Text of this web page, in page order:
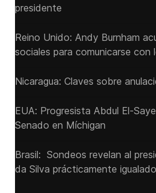
presidente
Reino Unido: Andy ‌Burnham
sociales para comunicarse
Nicaragua: Claves sobre
EUA: Progresista Abdul El-
Senado ‌en Míchigan
Brasil: Sondeos revelan al
da Silva prácticamente